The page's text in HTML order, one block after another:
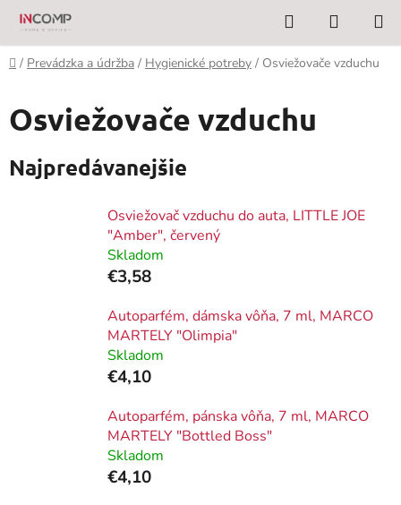
Prejsť
obsah
Hľadať
KOŠÍK
Domov
/ Prevádzka a údržba / Hygienické potreby / Osviežovače vzduchu
Osviežovače vzduchu
Najpredávanejšie
Osviežovač vzduchu do auta, LITTLE JOE
"Amber", červený
Skladom
€3,58
Autoparfém, dámska vôňa, 7 ml, MARCO
MARTELY "Olimpia"
Skladom
€4,10
Autoparfém, pánska vôňa, 7 ml, MARCO
MARTELY "Bottled Boss"
Skladom
€4,10